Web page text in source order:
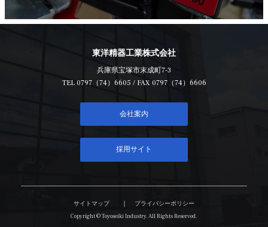
東洋精器工業株式会社
兵庫県宝塚市末成町7-3
TEL 0797（74）6605 / FAX 0797（74）6606
会社案内
採用サイト
サイトマップ
プライバシーポリシー
Copyright © Toyoseiki Industry. All Rights Reserved.